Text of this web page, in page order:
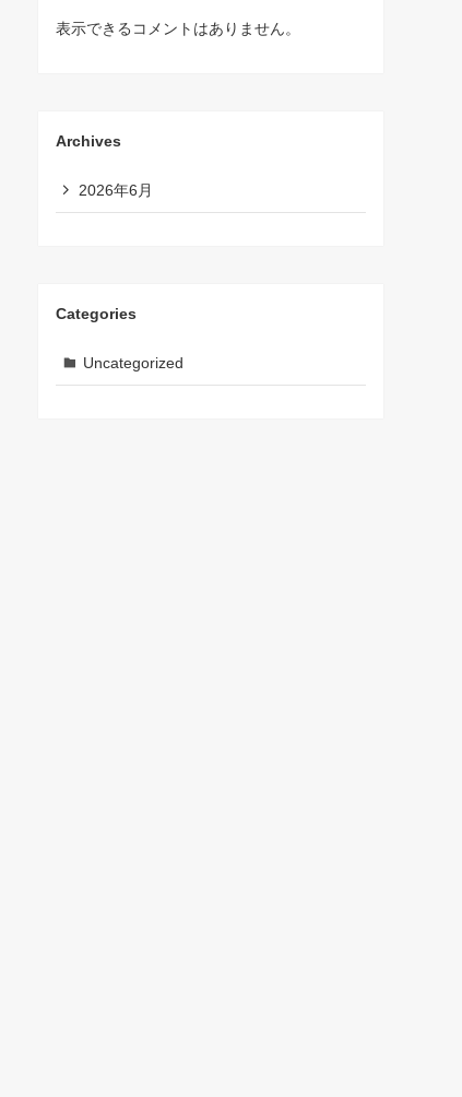
表示できるコメントはありません。
Archives
2026年6月
Categories
Uncategorized